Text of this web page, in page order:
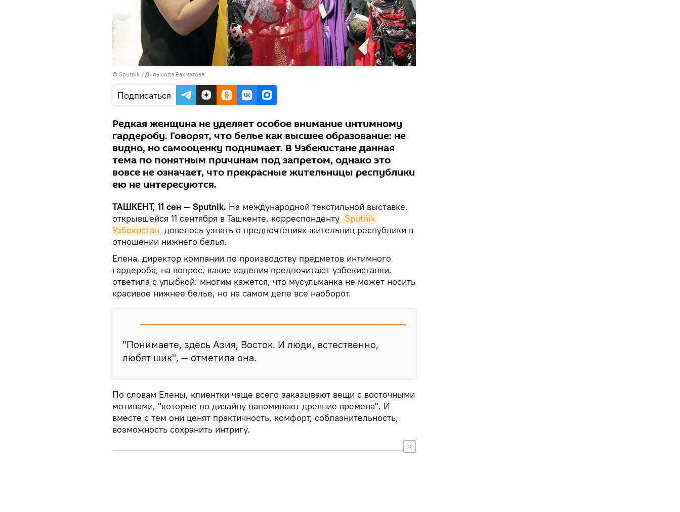
© Sputnik / Дильшода Рахматова
Подписаться
Редкая женщина не уделяет особое внимание интимному
гардеробу. Говорят, что белье как высшее образование: не
видно, но самооценку поднимает. В Узбекистане данная
тема по понятным причинам под запретом, однако это
вовсе не означает, что прекрасные жительницы республики
ею не интересуются.
ТАШКЕНТ, 11 сен — Sputnik. На международной текстильной выставке,
открывшейся 11 сентября в Ташкенте, корреспонденту Sputnik
Узбекистан довелось узнать о предпочтениях жительниц республики в
отношении нижнего белья.
Елена, директор компании по производству предметов интимного
гардероба, на вопрос, какие изделия предпочитают узбекистанки,
ответила с улыбкой: многим кажется, что мусульманка не может носить
красивое нижнее белье, но на самом деле все наоборот.
"Понимаете, здесь Азия, Восток. И люди, естественно,
любят шик", — отметила она.
По словам Елены, клиентки чаще всего заказывают вещи с восточными
мотивами, "которые по дизайну напоминают древние времена". И
вместе с тем они ценят практичность, комфорт, соблазнительность,
возможность сохранить интригу.